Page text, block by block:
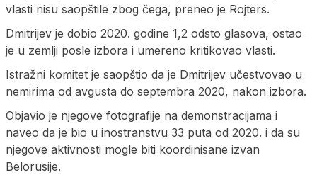
vlasti nisu saopštile zbog čega, preneo je Rojters.
Dmitrijev je dobio 2020. godine 1,2 odsto glasova, ostao
je u zemlji posle izbora i umereno kritikovao vlasti.
Istražni komitet je saopštio da je Dmitrijev učestvovao u
nemirima od avgusta do septembra 2020, nakon izbora.
Objavio je njegove fotografije na demonstracijama i
naveo da je bio u inostranstvu 33 puta od 2020. i da su
njegove aktivnosti mogle biti koordinisane izvan
Belorusije.